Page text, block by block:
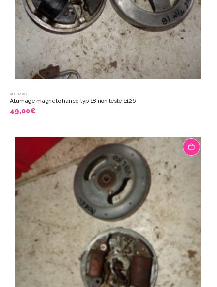
ALLUMAGE
Allumage magneto france typ 18 non testé 1126
49,00€